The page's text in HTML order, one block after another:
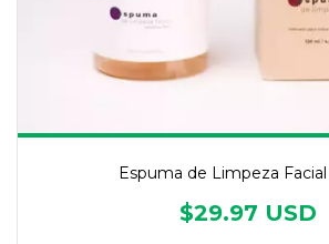
Espuma de Limpeza
$29.97 USD